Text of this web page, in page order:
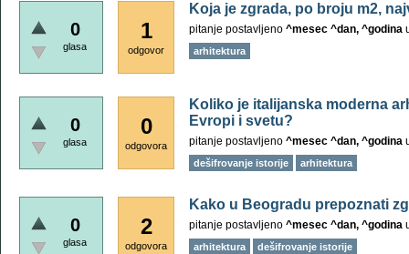
0
glasa
1
odgovor
Koja je zgrada, po broju m2,
pitanje postavljeno ^mesec ^dan, ^godina
arhitektura
0
glasa
0
odgovora
Koliko je italijanska moderna
Evropi i svetu?
pitanje postavljeno ^mesec ^dan, ^godina
dešifrovanje istorije arhitektura
0
glasa
2
odgovora
Kako u Beogradu prepoznati
pitanje postavljeno ^mesec ^dan, ^godina
arhitektura dešifrovanje istorije